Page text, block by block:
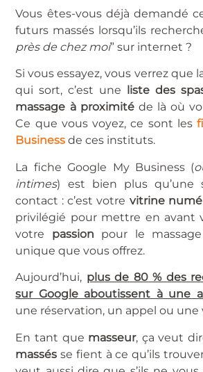
Vous êtes-vous déjà demandé
futurs massés lorsqu’ils
près de chez moi” sur internet ?
Si vous essayez, vous verrez que
qui sort, c’est une liste des
massage à proximitéde là où
Ce que vous voyez, ce sont les
Businessde ces instituts.
La fiche Google My Business (
intimes) est bien plus qu’une
contact : c’est votre vitrine
privilégié pour mettre en avant
votre passion pour le
unique que vous offrez.
Aujourd’hui, plus de 80 % des
sur Google aboutissent à une
une réservation, un appel ou une
En tant que masseur, ça veut
massés se fient à ce qu’ils